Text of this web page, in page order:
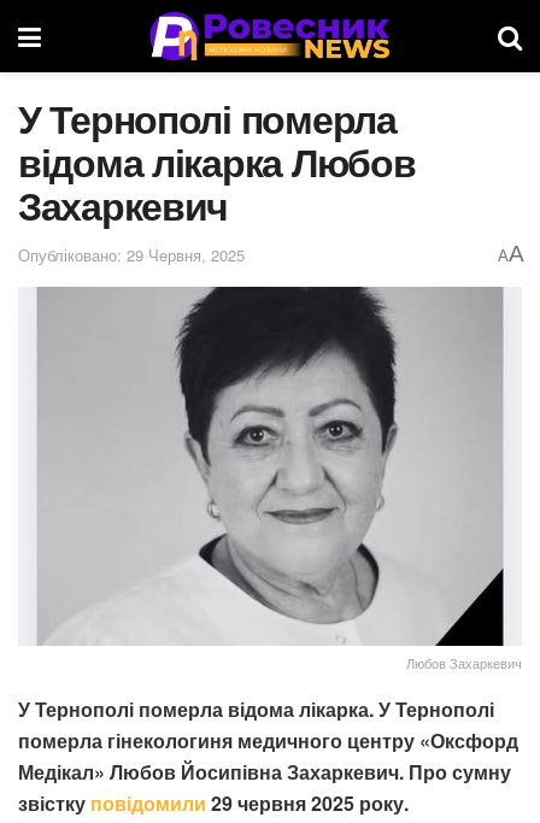
У Тернополі померла
відома лікарка Любов
Захаркевич
Опубліковано: 29 Червня, 2025 AA
Любов Захаркевич
У Тернополі померла відома лікарка. У Тернополі
померла гінекологиня медичного центру «Оксфорд
Медікал» Любов Йосипівна Захаркевич. Про сумну
звістку повідомили 29 червня 2025 року.